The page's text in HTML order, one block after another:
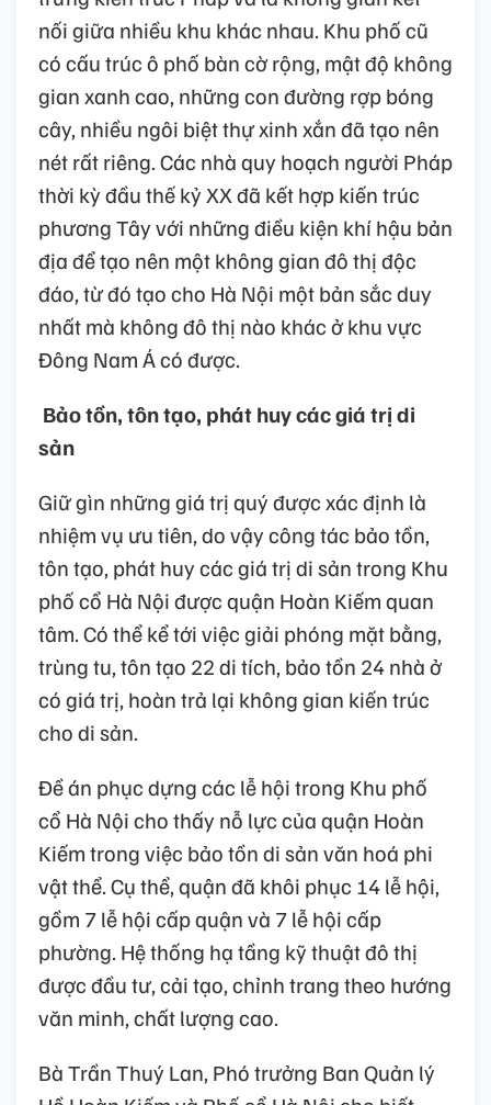
nối giữa nhiều khu khác nhau. Khu phố cũ
có cấu trúc ô phố bàn cờ rộng, mật độ không
gian xanh cao, những con đường rợp bóng
cây, nhiều ngôi biệt thự xinh xắn đã tạo nên
nét rất riêng. Các nhà quy hoạch người Pháp
thời kỳ đầu thế kỷ XX đã kết hợp kiến trúc
phương Tây với những điều kiện khí hậu bản
địa để tạo nên một không gian đô thị độc
đáo, từ đó tạo cho Hà Nội một bản sắc duy
nhất mà không đô thị nào khác ở khu vực
Đông Nam Á có được.
Bảo tồn, tôn tạo, phát huy các giá trị di
sản
Giữ gìn những giá trị quý được xác định là
nhiệm vụ ưu tiên, do vậy công tác bảo tồn,
tôn tạo, phát huy các giá trị di sản trong Khu
phố cổ Hà Nội được quận Hoàn Kiếm quan
tâm. Có thể kể tới việc giải phóng mặt bằng,
trùng tu, tôn tạo 22 di tích, bảo tồn 24 nhà ở
có giá trị, hoàn trả lại không gian kiến trúc
cho di sản.
Đề án phục dựng các lễ hội trong Khu phố
cổ Hà Nội cho thấy nỗ lực của quận Hoàn
Kiếm trong việc bảo tồn di sản văn hoá phi
vật thể. Cụ thể, quận đã khôi phục 14 lễ hội,
gồm 7 lễ hội cấp quận và 7 lễ hội cấp
phường. Hệ thống hạ tầng kỹ thuật đô thị
được đầu tư, cải tạo, chỉnh trang theo hướng
văn minh, chất lượng cao.
Bà Trần Thuý Lan, Phó trưởng Ban Quản lý